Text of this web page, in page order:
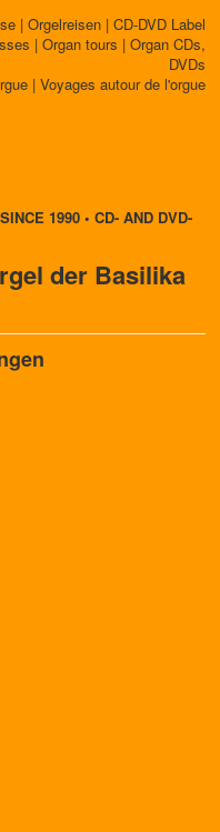
| Orgelreisen | CD-DVD Label
| Organ tours | Organ CDs,
DVDs
| Voyages autour de l'orgue
1990 • CD- AND DVD-
der Basilika